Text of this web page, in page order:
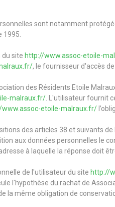
sont notamment
1995.
du site http://www.assoc-etoile-
, le fournisseur d'accès
des Résidents Etoile
malraux.fr/. L'utilisateur fournit
www.assoc-etoile-malraux.fr/
des articles 38 et suivants de
aux données personnelles le
à laquelle la réponse doit
de l'utilisateur du site http://
l'hypothèse du rachat de
la même obligation de